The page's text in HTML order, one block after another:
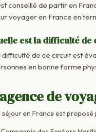
conseillé de partir en
voyager en France en
est la difficulté de
difficulté de ce circuit est
en bonne forme
de
séjour en France est proposé